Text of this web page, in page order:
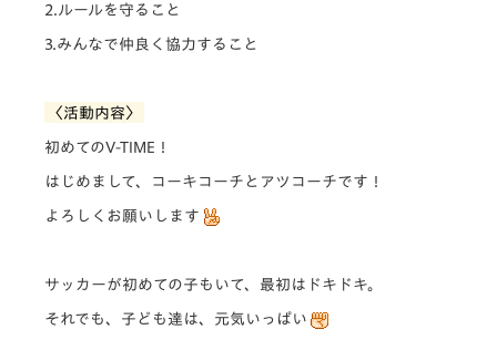
2.ルールを守ること
3.みんなで仲良く協力すること
〈活動内容〉
初めてのV-TIME！
はじめまして、コーキコーチとアツコーチです！
よろしくお願いします
サッカーが初めての子もいて、最初はドキドキ。
それでも、子ども達は、元気いっぱい